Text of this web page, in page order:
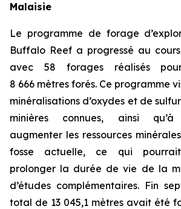
Malaisie
Le programme de forage
Buffalo Reef a progressé au
avec 58 forages réalisés
8 666 mètres forés. Ce programme
minéralisations d’oxydes et de
minières connues, ainsi qu’à
augmenter les ressources
fosse actuelle, ce qui
prolonger la durée de vie de la
d’études complémentaires. Fin
total de 13 045,1 mètres avait été